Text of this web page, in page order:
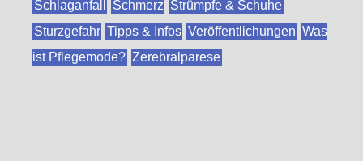
Schlaganfall
Schmerz Strümpfe & Schuhe
Sturzgefahr Tipps & Infos Veröffentlichungen Was
ist Pflegemode? Zerebralparese